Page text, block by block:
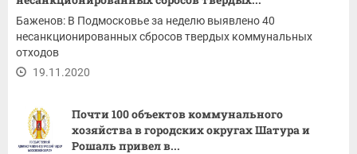
Баженов: В Подмосковье за неделю выявлено 40
несанкционированных сбросов твердых коммунальных
отходов
19.11.2020
Почти 100 объектов коммунального
хозяйства в городских округах Шатура и
Рошаль привел в...